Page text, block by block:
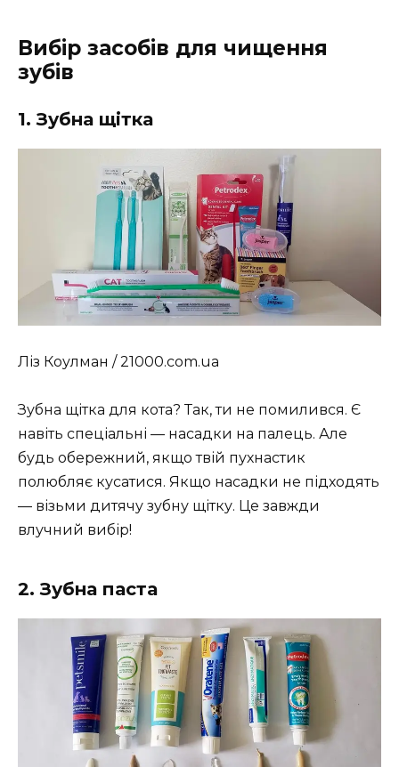
Вибір засобів для чищення
зубів
1. Зубна щітка
Ліз Коулман / 21000.com.ua
Зубна щітка для кота? Так, ти не помилився. Є
навіть спеціальні — насадки на палець. Але
будь обережний, якщо твій пухнастик
полюбляє кусатися. Якщо насадки не підходять
— візьми дитячу зубну щітку. Це завжди
влучний вибір!
2. Зубна паста